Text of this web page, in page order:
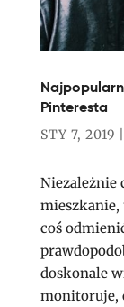
Pinteresta
STY 7, 2019
Niezależnie
mieszkanie,
coś
doskonale
monitoruje,